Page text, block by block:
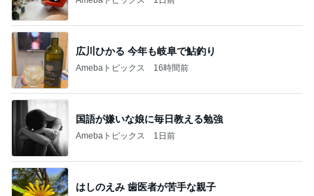
広川ひかる 今年も岐阜で鮎釣り
Amebaトピックス 16時間前
国語が嫌いな娘に毎日教える勉強
Amebaトピックス 1日前
はしのえみ 歯医者が苦手な親子